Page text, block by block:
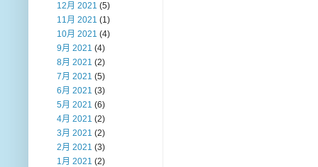
12月 2021 (5)
11月 2021 (1)
10月 2021 (4)
9月 2021 (4)
8月 2021 (2)
7月 2021 (5)
6月 2021 (3)
5月 2021 (6)
4月 2021 (2)
3月 2021 (2)
2月 2021 (3)
1月 2021 (2)